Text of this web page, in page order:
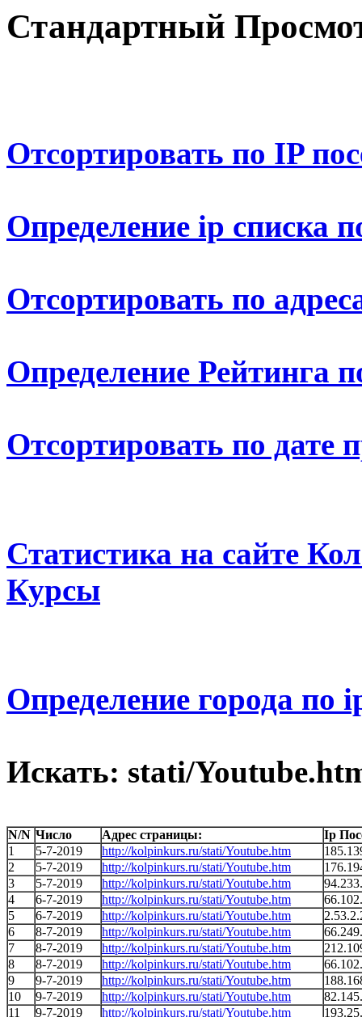
Стандартный
Отсортировать по IP
Определение ip списка
Отсортировать по
Определение Рейтинга
Отсортировать по дате
Статистика на сайте
Курсы
Определение города по
Искать: stati/
N/N Число Адрес страницы:
Ip
1
5-7-2019 http://kolpinkurs.ru/stati/Youtube.htm
2
5-7-2019 http://kolpinkurs.ru/stati/Youtube.htm
3
5-7-2019 http://kolpinkurs.ru/stati/Youtube.htm
4
6-7-2019 http://kolpinkurs.ru/stati/Youtube.htm
5
6-7-2019 http://kolpinkurs.ru/stati/Youtube.htm
6
8-7-2019 http://kolpinkurs.ru/stati/Youtube.htm
7
8-7-2019 http://kolpinkurs.ru/stati/Youtube.htm
8
8-7-2019 http://kolpinkurs.ru/stati/Youtube.htm
9
9-7-2019 http://kolpinkurs.ru/stati/Youtube.htm
10
9-7-2019 http://kolpinkurs.ru/stati/Youtube.htm
11
9-7-2019 http://kolpinkurs.ru/stati/Youtube.htm